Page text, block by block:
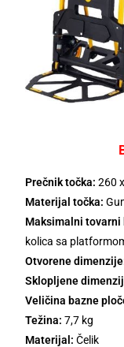
Prečnik točka: 260
Materijal točka:
Maksimalni tovarni
kolica sa
Otvorene
Sklopljene
Veličina bazne
Težina: 7,7 kg
Materijal: Čelik